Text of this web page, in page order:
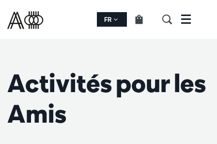
FR Menu
Activités pour les
Amis